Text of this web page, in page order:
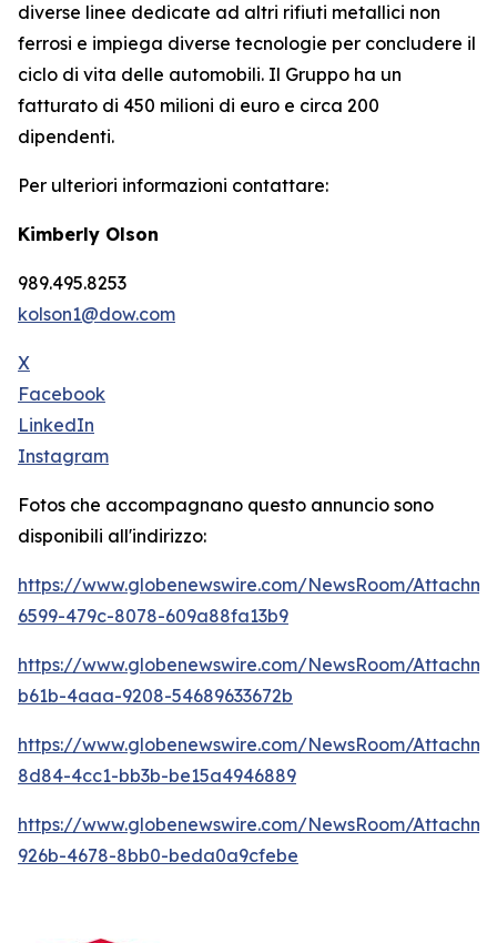
diverse linee dedicate ad altri rifiuti metallici non
ferrosi e impiega diverse tecnologie per concludere il
ciclo di vita delle automobili. Il Gruppo ha un
fatturato di 450 milioni di euro e circa 200
dipendenti.
Per ulteriori informazioni contattare:
Kimberly Olson
989.495.8253
kolson1@dow.com
X
Facebook
LinkedIn
Instagram
Fotos che accompagnano questo annuncio sono
disponibili all'indirizzo:
https://www.globenewswire.com/NewsRoom/
6599-479c-8078-609a88fa13b9
https://www.globenewswire.com/NewsRoom/
b61b-4aaa-9208-54689633672b
https://www.globenewswire.com/NewsRoom/
8d84-4cc1-bb3b-be15a4946889
https://www.globenewswire.com/NewsRoom/
926b-4678-8bb0-beda0a9cfebe